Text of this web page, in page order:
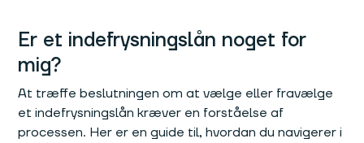
Er et indefrysningslån noget for
mig?
At træffe beslutningen om at vælge eller fravælge
et indefrysningslån kræver en forståelse af
processen. Her er en guide til, hvordan du navigerer i